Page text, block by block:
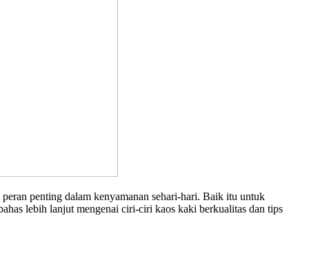
penting dalam kenyamanan sehari-hari. Baik itu untuk
lebih lanjut mengenai ciri-ciri kaos kaki berkualitas dan tips